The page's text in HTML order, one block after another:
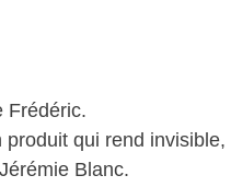
Frédéric.
produit qui rend invisible,
Blanc.